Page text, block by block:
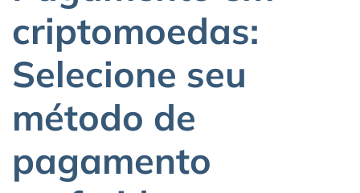
criptomoedas:
Selecione seu
método de
pagamento